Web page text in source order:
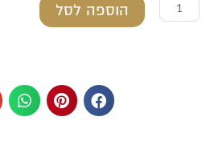
הוספה לסל